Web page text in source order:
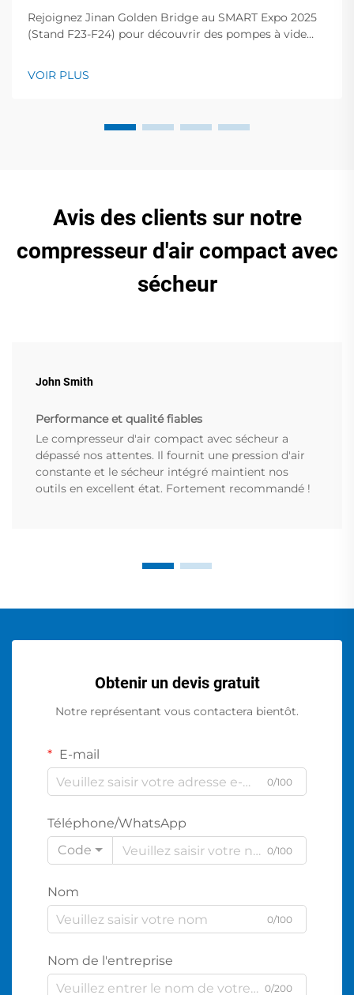
Rejoignez Jinan Golden Bridge au SMART Expo 2025
(Stand F23-F24) pour découvrir des pompes à vide
VOIR PLUS
Avis des clients sur notre
compresseur d'air compact avec
sécheur
John Smith
Performance et qualité fiables
Le compresseur d'air compact avec sécheur a
dépassé nos attentes. Il fournit une pression d'air
constante et le sécheur intégré maintient nos
outils en excellent état. Fortement recommandé !
Obtenir un devis gratuit
Notre représentant vous contactera bientôt.
E-mail
0/100
Téléphone/WhatsApp
Code
0/100
Nom
0/100
Nom de l'entreprise
0/200